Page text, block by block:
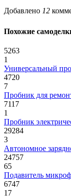
Добавлено 12
Похожие
5263
1
Универсальный
4720
7
Пробник для
7117
1
Пробник
29284
3
Автономное
24757
65
Подавитель
6747
17